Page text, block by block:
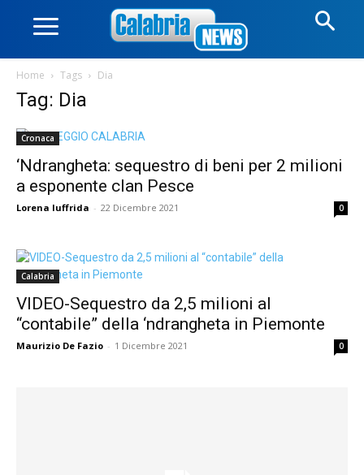
Home Tags Dia
Tag: Dia
Cronaca
‘Ndrangheta: sequestro di beni per 2 milioni
a esponente clan Pesce
Lorena Iuffrida - 22 Dicembre 2021 0
Calabria
VIDEO-Sequestro da 2,5 milioni al
“contabile” della ‘ndrangheta in Piemonte
Maurizio De Fazio - 1 Dicembre 2021 0